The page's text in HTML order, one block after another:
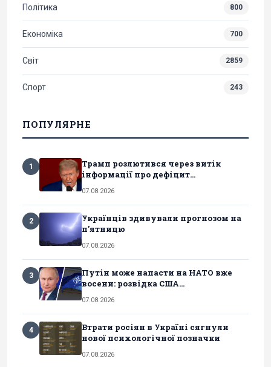
Політика 800
Економіка 700
Світ 2859
Спорт 243
ПОПУЛЯРНЕ
1
Трамп розлютився через витік
інформації про дефіцит...
07.08.2026
2
Українців здивували прогнозом на
п'ятницю
07.08.2026
3
Путін може напасти на НАТО вже
восени: розвідка США...
07.08.2026
4
Втрати росіян в Україні сягнули
нової психологічної позначки
07.08.2026